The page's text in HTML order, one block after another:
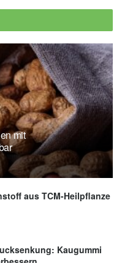
mit
aus TCM-Heilpflanze
Kaugummi